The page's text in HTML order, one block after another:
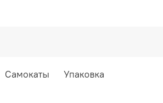
Самокаты Упаковка